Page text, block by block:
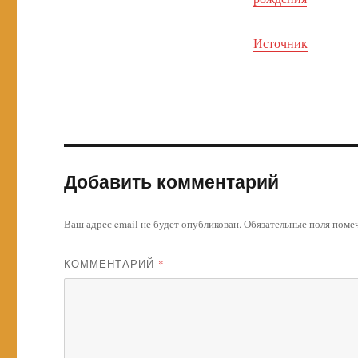
Источник
Добавить комментарий
Ваш адрес email не будет опубликован.Обязательные поля
КОММЕНТАРИЙ *